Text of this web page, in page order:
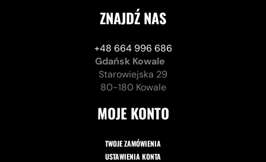
ZNAJDŹ NAS
+48 664 996 686
Gdańsk Kowale
Starowiejska 29
80-180 Kowale
MOJE KONTO
TWOJE ZAMÓWIENIA
USTAWIENIA KONTA